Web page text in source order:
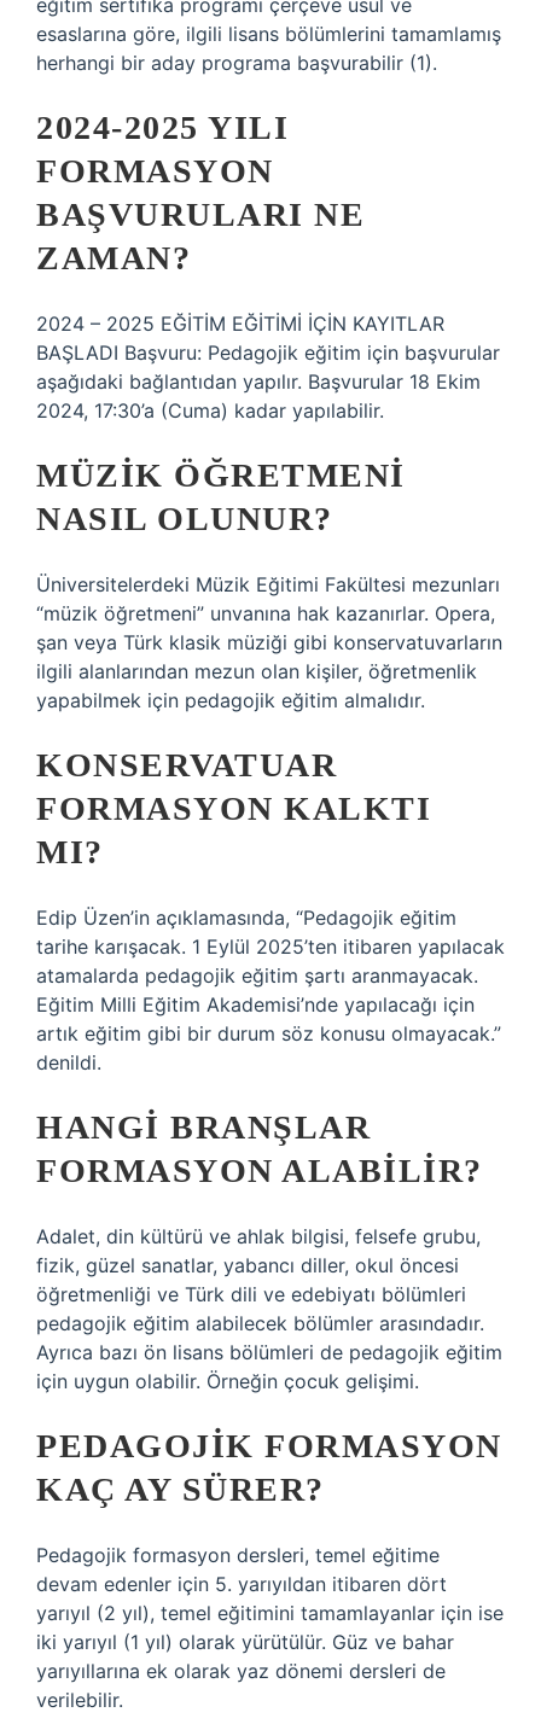
eğitim sertifika programı çerçeve usul ve
esaslarına göre, ilgili lisans bölümlerini tamamlamış
herhangi bir aday programa başvurabilir (1).
2024-2025 YILI
FORMASYON
BAŞVURULARI NE
ZAMAN?
2024 – 2025 EĞİTİM EĞİTİMİ İÇİN KAYITLAR
BAŞLADI Başvuru: Pedagojik eğitim için başvurular
aşağıdaki bağlantıdan yapılır. Başvurular 18 Ekim
2024, 17:30’a (Cuma) kadar yapılabilir.
MÜZIK ÖĞRETMENI
NASIL OLUNUR?
Üniversitelerdeki Müzik Eğitimi Fakültesi mezunları
“müzik öğretmeni” unvanına hak kazanırlar. Opera,
şan veya Türk klasik müziği gibi konservatuvarların
ilgili alanlarından mezun olan kişiler, öğretmenlik
yapabilmek için pedagojik eğitim almalıdır.
KONSERVATUAR
FORMASYON KALKTI
MI?
Edip Üzen’in açıklamasında, “Pedagojik eğitim
tarihe karışacak. 1 Eylül 2025’ten itibaren yapılacak
atamalarda pedagojik eğitim şartı aranmayacak.
Eğitim Milli Eğitim Akademisi’nde yapılacağı için
artık eğitim gibi bir durum söz konusu olmayacak.”
denildi.
HANGI BRANŞLAR
FORMASYON ALABILIR?
Adalet, din kültürü ve ahlak bilgisi, felsefe grubu,
fizik, güzel sanatlar, yabancı diller, okul öncesi
öğretmenliği ve Türk dili ve edebiyatı bölümleri
pedagojik eğitim alabilecek bölümler arasındadır.
Ayrıca bazı ön lisans bölümleri de pedagojik eğitim
için uygun olabilir. Örneğin çocuk gelişimi.
PEDAGOJIK FORMASYON
KAÇ AY SÜRER?
Pedagojik formasyon dersleri, temel eğitime
devam edenler için 5. yarıyıldan itibaren dört
yarıyıl (2 yıl), temel eğitimini tamamlayanlar için ise
iki yarıyıl (1 yıl) olarak yürütülür. Güz ve bahar
yarıyıllarına ek olarak yaz dönemi dersleri de
verilebilir.